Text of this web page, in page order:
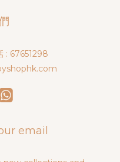
: 67651298
email